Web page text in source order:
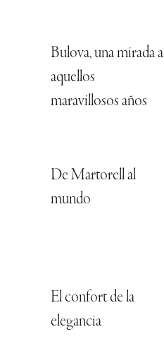
Bulova, una mirada a
aquellos
maravillosos años
De Martorell al
mundo
El confort de la
elegancia